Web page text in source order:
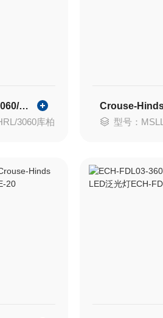
Cooper防爆灯HRL/3060/00/30W/57/1-22
3060库柏
型号：